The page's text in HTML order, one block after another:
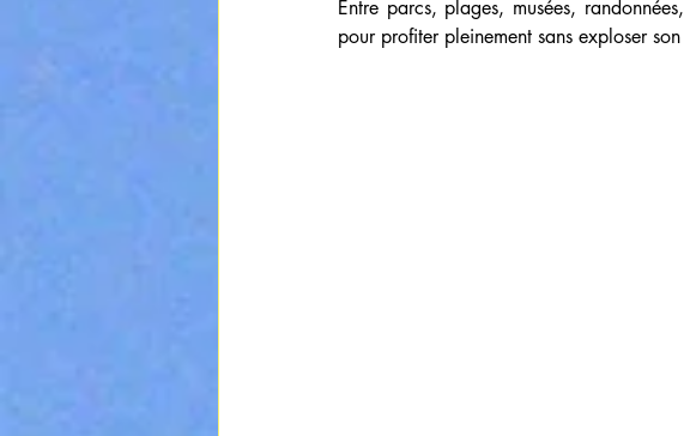
Entre parcs, plages, musées,
pour profiter pleinement sans exploser